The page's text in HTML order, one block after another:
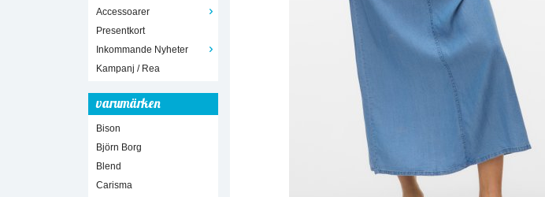
Accessoarer
Presentkort
Inkommande Nyheter
Kampanj / Rea
varumärken
Bison
Björn Borg
Blend
Carisma